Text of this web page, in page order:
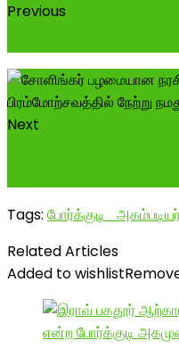
Previous
Next
Tags:
Related Articles
Added to wishlist